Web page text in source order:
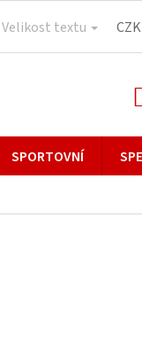
Velikost textu CZK
SPORTOVNÍ